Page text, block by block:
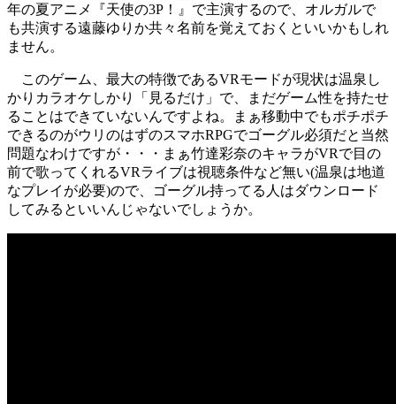
年の夏アニメ『天使の3P！』で主演するので、オルガルで
も共演する遠藤ゆりか共々名前を覚えておくといいかもしれ
ません。
このゲーム、最大の特徴であるVRモードが現状は温泉し
かりカラオケしかり「見るだけ」で、まだゲーム性を持たせ
ることはできていないんですよね。まぁ移動中でもポチポチ
できるのがウリのはずのスマホRPGでゴーグル必須だと当然
問題なわけですが・・・まぁ竹達彩奈のキャラがVRで目の
前で歌ってくれるVRライブは視聴条件など無い(温泉は地道
なプレイが必要)ので、ゴーグル持ってる人はダウンロード
してみるといいんじゃないでしょうか。